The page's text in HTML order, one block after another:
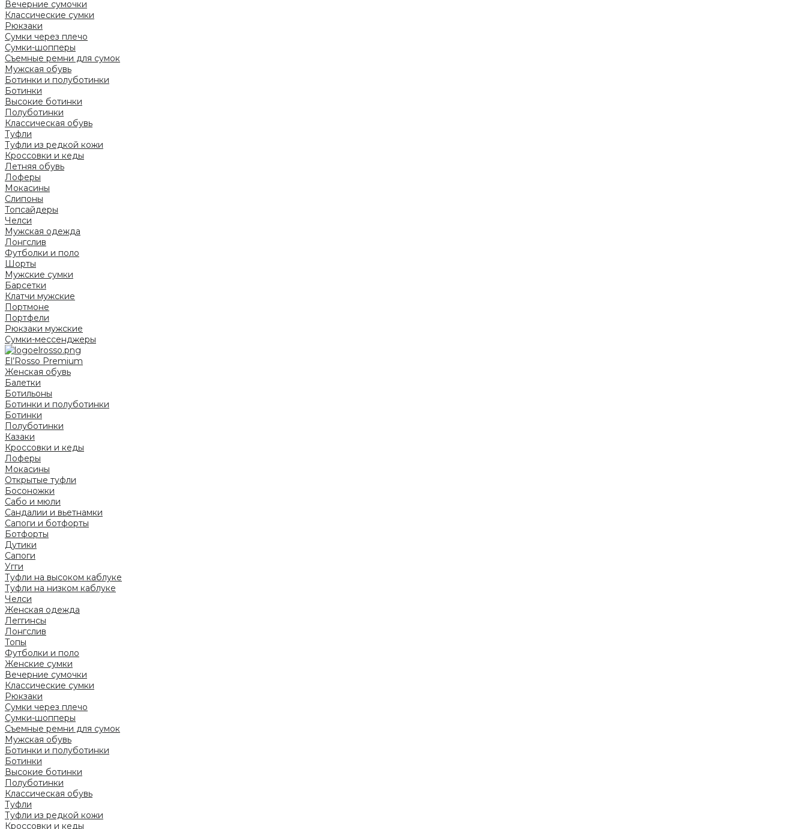
Вечерние сумочки
Классические сумки
Рюкзаки
Сумки через плечо
Сумки-шопперы
Съемные ремни для сумок
Мужская обувь
Ботинки и полуботинки
Ботинки
Высокие ботинки
Полуботинки
Классическая обувь
Туфли
Туфли из редкой кожи
Кроссовки и кеды
Летняя обувь
Лоферы
Мокасины
Слипоны
Топсайдеры
Челси
Мужская одежда
Лонгслив
Футболки и поло
Шорты
Мужские сумки
Барсетки
Клатчи мужские
Портмоне
Портфели
Рюкзаки мужские
Сумки-мессенджеры
El’Rosso Premium
Женская обувь
Балетки
Ботильоны
Ботинки и полуботинки
Ботинки
Полуботинки
Казаки
Кроссовки и кеды
Лоферы
Мокасины
Открытые туфли
Босоножки
Сабо и мюли
Сандалии и вьетнамки
Сапоги и ботфорты
Ботфорты
Дутики
Сапоги
Угги
Туфли на высоком каблуке
Туфли на низком каблуке
Челси
Женская одежда
Леггинсы
Лонгслив
Топы
Футболки и поло
Женские сумки
Вечерние сумочки
Классические сумки
Рюкзаки
Сумки через плечо
Сумки-шопперы
Съемные ремни для сумок
Мужская обувь
Ботинки и полуботинки
Ботинки
Высокие ботинки
Полуботинки
Классическая обувь
Туфли
Туфли из редкой кожи
Кроссовки и кеды